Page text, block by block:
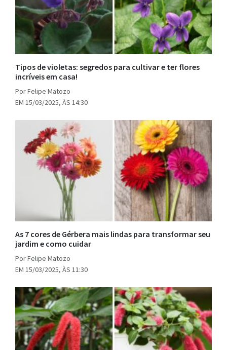
Tipos de violetas: segredos para cultivar e ter flores
incríveis em casa!
Por Felipe Matozo
EM 15/03/2025, ÀS 14:30
As 7 cores de Gérbera mais lindas para transformar seu
jardim e como cuidar
Por Felipe Matozo
EM 15/03/2025, ÀS 11:30